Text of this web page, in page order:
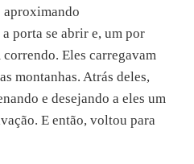
aproximando
porta se abrir e, um por
correndo. Eles carregavam
montanhas. Atrás deles,
e desejando a eles um
E então, voltou para